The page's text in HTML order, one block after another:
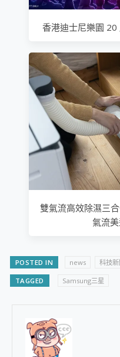
香港迪士尼樂園
雙氣流高效除濕三
氣流
POSTED IN news 科技新
TAGGED Samsung三星